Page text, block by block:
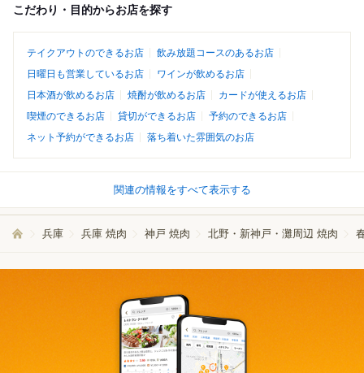
こだわり・目的からお店を探す
テイクアウトのできるお店
飲み放題コースのあるお店
日曜日も営業しているお店
ワインが飲めるお店
日本酒が飲めるお店
焼酎が飲めるお店
カードが使えるお店
喫煙のできるお店
貸切ができるお店
予約のできるお店
ネット予約ができるお店
落ち着いた雰囲気のお店
関連の情報をすべて表示する
兵庫 兵庫 焼肉 神戸 焼肉 北野・新神戸・灘周辺 焼肉